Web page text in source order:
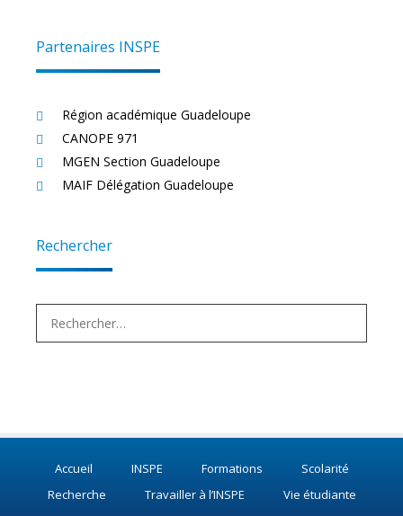
Partenaires INSPE
Région académique Guadeloupe
CANOPE 971
MGEN Section Guadeloupe
MAIF Délégation Guadeloupe
Rechercher
Accueil INSPE Formations
Scolarité
Recherche
Travailler à l’INSPE
Vie étudiante